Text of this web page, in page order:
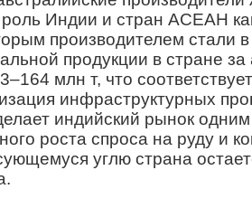
Индии и стран АСЕАН
производителем стали
продукции в стране
млн т, что
инфраструктурных
индийский рынок
роста спроса на руду и
углю страна